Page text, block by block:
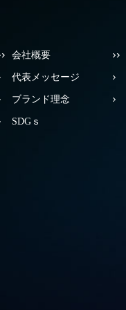
会社概要
代表メッセージ
ブランド理念
SDGｓ